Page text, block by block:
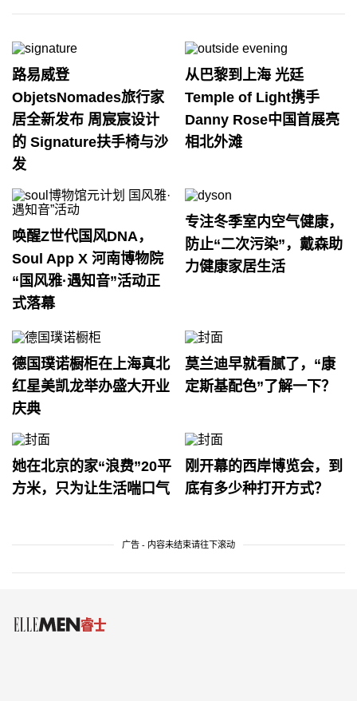
路易威登
ObjetsNomades旅行家
居全新发布 周宸宸设计
的 Signature扶手椅与沙
发
从巴黎到上海 光廷
Temple of Light携手
Danny Rose中国首展亮
相北外滩
唤醒Z世代国风DNA，
Soul App X 河南博物院
“国风雅·遇知音”活动正
式落幕
专注冬季室内空气健康，
防止“二次污染”，戴森助
力健康家居生活
德国璞诺橱柜在上海真北
红星美凯龙举办盛大开业
庆典
莫兰迪早就看腻了，“康
定斯基配色”了解一下？
她在北京的家“浪费”20平
方米，只为让生活喘口气
刚开幕的西岸博览会，到
底有多少种打开方式？
广告 - 内容未结束请往下滚动